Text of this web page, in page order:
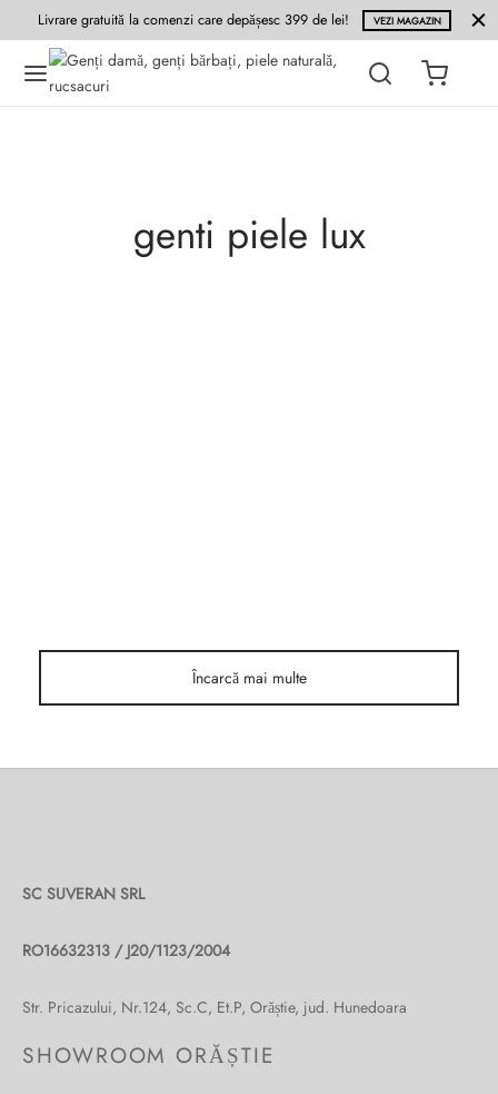
Livrare gratuită la comenzi care depășesc 399 de lei! VEZI MAGAZIN
genti piele lux
Încarcă mai multe
SC SUVERAN SRL
RO16632313 / J20/1123/2004
Str. Pricazului, Nr.124, Sc.C, Et.P, Orăștie, jud. Hunedoara
SHOWROOM ORĂȘTIE